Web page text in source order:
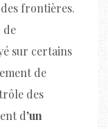
frontières.
de
sur certains
de
des
d’un